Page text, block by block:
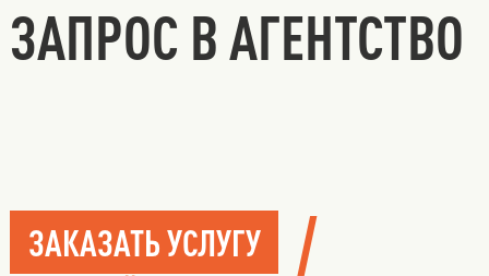
ЗАПРОС В АГЕНТСТВО
ЗАКАЗАТЬ УСЛУГУ /